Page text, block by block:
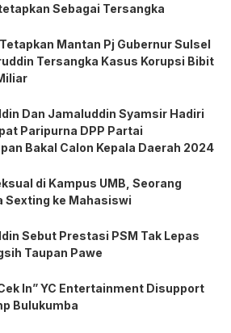
Sebagai Tersangka
Mantan Pj Gubernur Sulsel
Tersangka Kasus Korupsi Bibit
Dan Jamaluddin Syamsir Hadiri
Paripurna DPP Partai
Bakal Calon Kepala Daerah 2024
di Kampus UMB, Seorang
Sexting ke Mahasiswi
Sebut Prestasi PSM Tak Lepas
Taupan Pawe
In” YC Entertainment Disupport
Bulukumba